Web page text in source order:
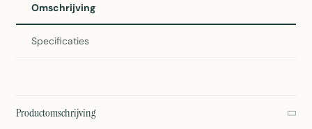
Omschrijving
Specificaties
Productomschrijving